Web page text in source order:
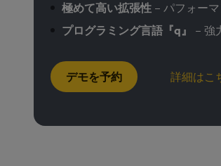
極めて高い拡張性 – パフォー
プログラミング言語『q』
– 強
デモを予約 詳細はこ